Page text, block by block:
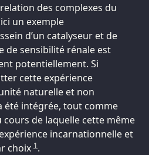
des complexes du
un exemple
d’un catalyseur et de
de sensibilité rénale est
potentiellement. Si
cette expérience
naturelle et non
été intégrée, tout comme
cours de laquelle cette même
incarnationnelle et
choix 1.